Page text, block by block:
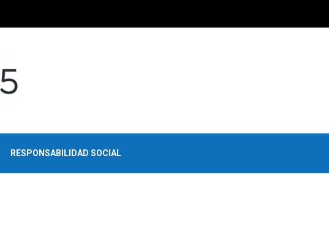
RESPONSABILIDAD SOCIAL